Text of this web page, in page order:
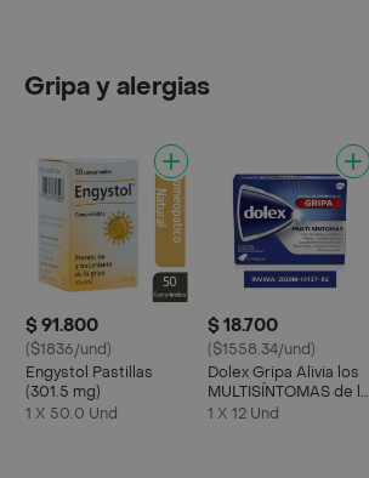
Gripa y alergias
$ 91.800
($1836/und)
Engystol Pastillas
(301.5 mg)
1 X 50.0 Und
$ 18.700
($1558.34/und)
Dolex Gripa Alivia los
MULTISÍNTOMAS de la
Gripa X 12 tabs
1 X 12 Und